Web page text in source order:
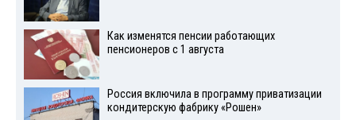
Как изменятся пенсии работающих
пенсионеров с 1 августа
Россия включила в программу приватизации
кондитерскую фабрику «Рошен»